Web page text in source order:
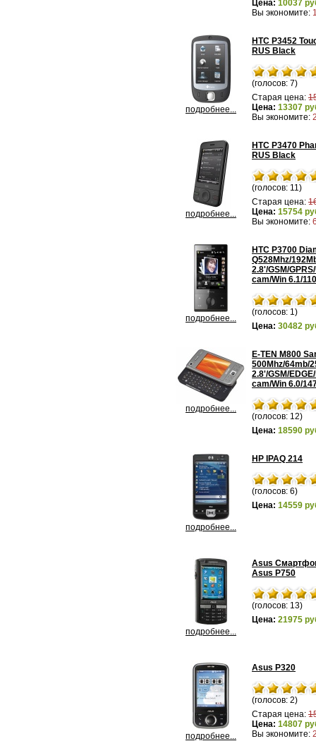
Цена: 10037
Вы экономите:
подробнее...
HTC P3452
RUS Black
(голосов: 7)
Старая цена:
Цена: 13307
Вы экономите:
подробнее...
HTC P3470
RUS Black
(голосов: 11)
Старая цена:
Цена: 15754
Вы экономите:
подробнее...
HTC P3700
Q528Mhz/
2.8'/GSM/
cam/Win 6.1/
(голосов: 1)
Цена: 30482
подробнее...
E-TEN М800
500Mhz/64mb/
2.8'/GSM/
cam/Win 6.0/
(голосов: 12)
Цена: 18590
подробнее...
HP IPAQ 214
(голосов: 6)
Цена: 14559
подробнее...
Asus
Asus P750
(голосов: 13)
Цена: 21975
подробнее...
Asus P320
(голосов: 2)
Старая цена:
Цена: 14807
Вы экономите: